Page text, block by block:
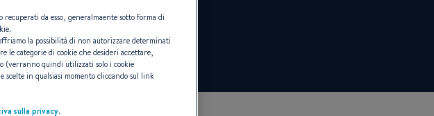
BENETEAU
da esso, generalmaente sotto forma di
la possibilità di non autorizzare determinati
le categorie di cookie che desideri accettare,
(verranno quindi utilizzati solo i cookie
scelte in qualsiasi momento cliccando sul link
sulla privacy.